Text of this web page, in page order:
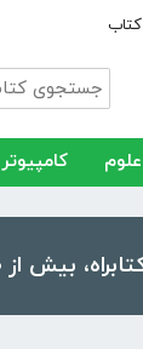
کتاب
علوم کامپیوتر
و رمان را در موبایل و تبلت خود داشته باشید!